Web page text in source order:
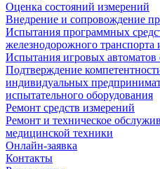
Оценка состояний измерений
Внедрение и сопровождение
Испытания программных
железнодорожного
Испытания игровых
Подтверждение
индивидуальных
испытательного оборудования
Ремонт средств измерений
Ремонт и техническое
медицинской техники
Онлайн-заявка
Контакты